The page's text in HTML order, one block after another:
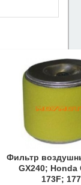
Фильтр
GX240; Honda
173F;